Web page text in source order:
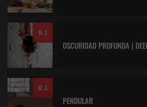
8.1
OSCURIDAD PROFUNDA |
8.1
PENDULAR